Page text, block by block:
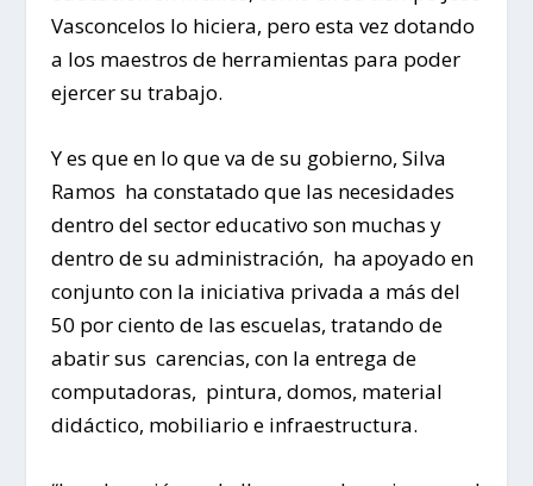
Vasconcelos lo hiciera, pero esta vez dotando
a los maestros de herramientas para poder
ejercer su trabajo.
Y es que en lo que va de su gobierno, Silva
Ramos ha constatado que las necesidades
dentro del sector educativo son muchas y
dentro de su administración, ha apoyado en
conjunto con la iniciativa privada a más del
50 por ciento de las escuelas, tratando de
abatir sus carencias, con la entrega de
computadoras, pintura, domos, material
didáctico, mobiliario e infraestructura.